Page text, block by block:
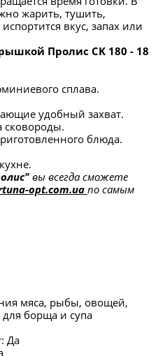
жарить, тушить,
вкус, запах или
Пролис CK 180 - 18
сплава.
удобный захват.
сковороды.
блюда.
вы всегда сможете
opt.com.uaпо самым
мяса, рыбы, овощей,
борща и супа
Да
21.08.2022
ПЛАСТИК 14.08.2022
ПРОДУКЦИИ
КУХОННЫХ
ЭМАЛИ 06.08.2022
СТЕКЛЯННОЙ И
31.07.2022
ПРОДУКЦИИ
И ПЛАСТИК
И КУХОННЫХ
10.07.2022